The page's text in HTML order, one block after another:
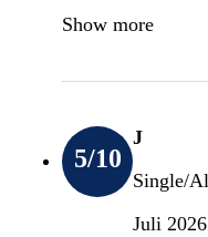
Show more
5/10
J
Single/
Juli 2026